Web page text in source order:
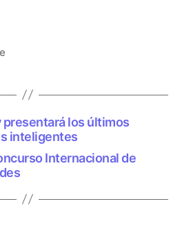
presentará los últimos
inteligentes
Internacional de